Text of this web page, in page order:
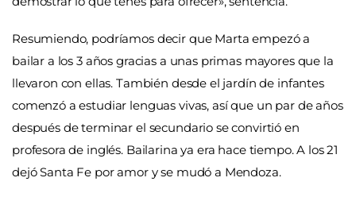
Resumiendo, podríamos decir que Marta empezó a
bailar a los 3 años gracias a unas primas mayores que la
llevaron con ellas. También desde el jardín de infantes
comenzó a estudiar lenguas vivas, así que un par de años
después de terminar el secundario se convirtió en
profesora de inglés. Bailarina ya era hace tiempo. A los 21
dejó Santa Fe por amor y se mudó a Mendoza.